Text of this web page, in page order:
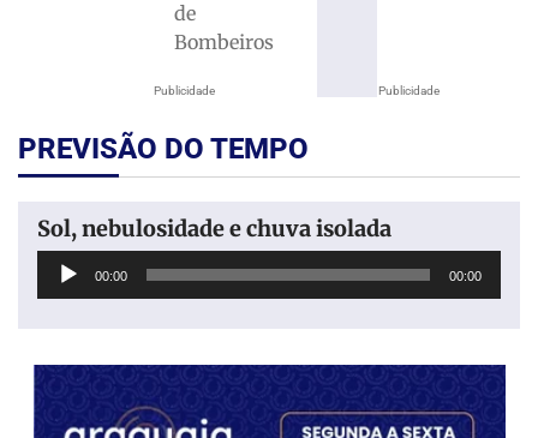
Publicidade
de
Bombeiros
Publicidade
PREVISÃO DO TEMPO
Sol, nebulosidade e chuva isolada
Tocador
00:00 00:00